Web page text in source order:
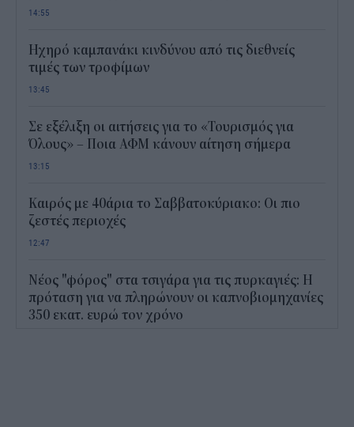
14:55
Ηχηρό καμπανάκι κινδύνου από τις διεθνείς
τιμές των τροφίμων
13:45
Σε εξέλιξη οι αιτήσεις για το «Τουρισμός για
Όλους» – Ποια ΑΦΜ κάνουν αίτηση σήμερα
13:15
Καιρός με 40άρια το Σαββατοκύριακο: Οι πιο
ζεστές περιοχές
12:47
Νέος "φόρος" στα τσιγάρα για τις πυρκαγιές: Η
πρόταση για να πληρώνουν οι καπνοβιομηχανίες
350 εκατ. ευρώ τον χρόνο